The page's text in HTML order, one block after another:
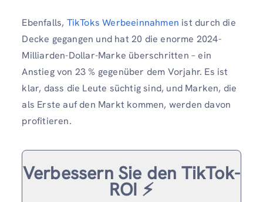
Ebenfalls, TikToks Werbeeinnahmen ist durch die
Decke gegangen und hat 20 die enorme 2024-
Milliarden-Dollar-Marke überschritten – ein
Anstieg von 23 % gegenüber dem Vorjahr. Es ist
klar, dass die Leute süchtig sind, und Marken, die
als Erste auf den Markt kommen, werden davon
profitieren.
Verbessern Sie den TikTok-
ROI ⚡️